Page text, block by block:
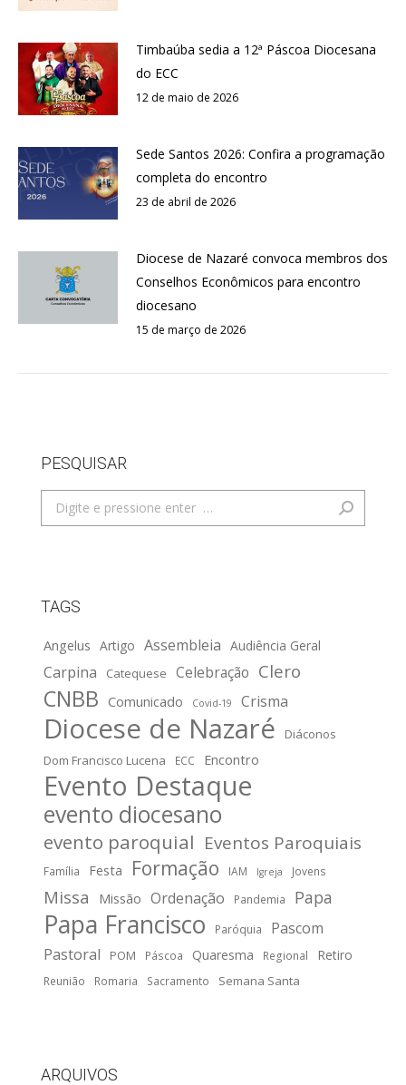
Timbaúba sedia a 12ª Páscoa Diocesana
do ECC
12 de maio de 2026
Sede Santos 2026: Confira a programação
completa do encontro
23 de abril de 2026
Diocese de Nazaré convoca membros dos
Conselhos Econômicos para encontro
diocesano
15 de março de 2026
PESQUISAR
Search:
TAGS
Angelus Artigo Assembleia Audiência Geral
Carpina Catequese Celebração Clero
CNBB Comunicado Covid-19 Crisma
Diocese de Nazaré
Diáconos
Dom Francisco Lucena
ECC Encontro
Evento Destaque
evento diocesano
evento paroquial Eventos Paroquiais
Família Festa Formação IAM Igreja Jovens
Missa Missão Ordenação Pandemia Papa
Papa Francisco Paróquia
Pascom
Pastoral
POM Páscoa Quaresma Regional Retiro
Reunião Romaria Sacramento Semana Santa
ARQUIVOS